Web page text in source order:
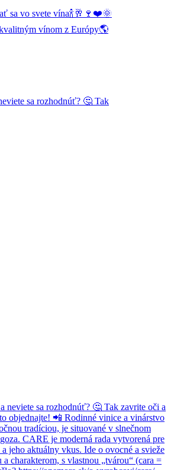
sa vo svete vína🍾🥂🍷❤️🌞
vínom z Európy🌎
sa rozhodnúť? 🤔 Tak